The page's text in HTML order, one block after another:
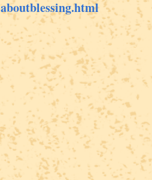
aboutblessing.html